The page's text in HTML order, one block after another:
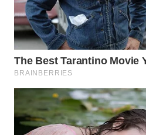
WN
PURWAKARTA
WN
PRIANGAN
TIMUR
WN
SEMARANG